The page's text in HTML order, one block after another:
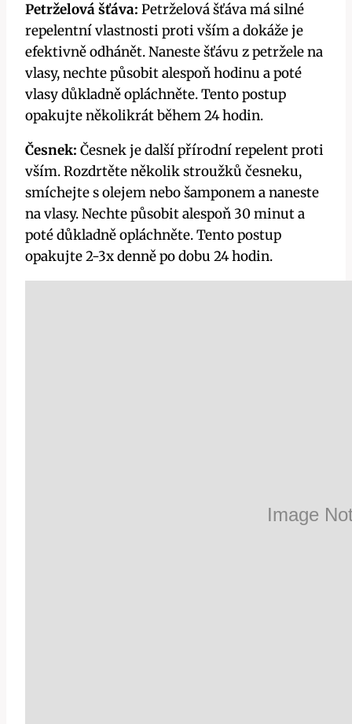
Petrželová šťáva: Petrželová šťáva má silné
repelentní vlastnosti proti vším a dokáže je
efektivně ⁤odhánět. Naneste šťávu z petržele na
vlasy, nechte ⁤působit alespoň hodinu a poté
vlasy⁢ důkladně opláchněte. Tento postup
opakujte několikrát během 24 hodin.
Česnek: Česnek je ‌další‌ přírodní repelent proti
vším. Rozdrtěte několik stroužků česneku,
smíchejte s olejem ⁤nebo šamponem​ a naneste
na vlasy. Nechte působit alespoň⁣ 30 minut a
poté důkladně opláchněte. Tento postup
‍opakujte 2-3x denně po dobu 24 hodin.